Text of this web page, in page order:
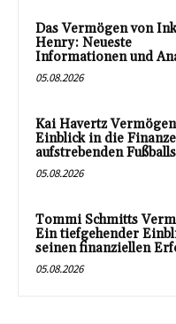
Das Vermögen von
Henry: Neueste
Informationen und
05.08.2026
Kai Havertz
Einblick in die
aufstrebenden
05.08.2026
Tommi Schmitts
Ein tiefgehender
seinen finanziellen
05.08.2026